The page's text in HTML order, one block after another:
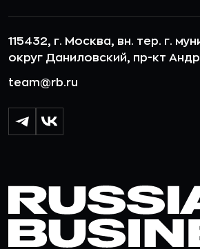
115432, г. Москва, вн. тер. г.
округ Даниловский, пр-кт
team@rb.ru